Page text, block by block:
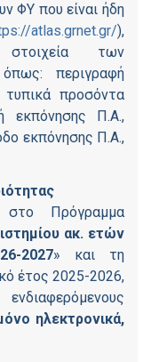
ΦΥ που είναι ήδη
atlas.grnet.gr/),
των
περιγραφή
τυπικά προσόντα
εκπόνησης Π.Α.,
εκπόνησης Π.Α.,
στο Πρόγραμμα
ακ. ετών
2027» και τη
έτος 2025-2026,
ηλεκτρονικά,